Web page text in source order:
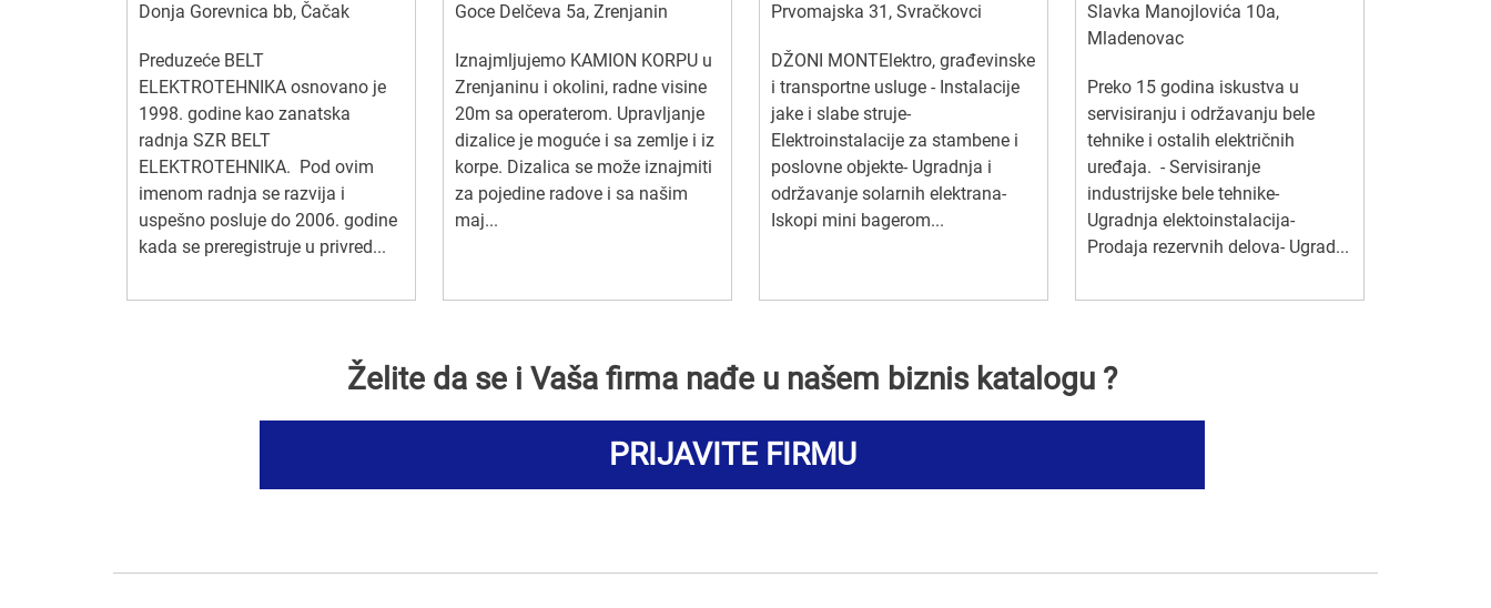
Donja Gorevnica bb, Čačak
Preduzeće BELT
ELEKTROTEHNIKA osnovano je
1998. godine kao zanatska
radnja SZR BELT
ELEKTROTEHNIKA. Pod ovim
imenom radnja se razvija i
uspešno posluje do 2006. godine
kada se preregistruje u privred...
Goce Delčeva 5a, Zrenjanin
Iznajmljujemo KAMION KORPU u
Zrenjaninu i okolini, radne visine
20m sa operaterom. Upravljanje
dizalice je moguće i sa zemlje i iz
korpe. Dizalica se može iznajmiti
za pojedine radove i sa našim
maj...
Prvomajska 31, Svračkovci
DŽONI MONTElektro, građevinske
i transportne usluge - Instalacije
jake i slabe struje-
Elektroinstalacije za stambene i
poslovne objekte- Ugradnja i
održavanje solarnih elektrana-
Iskopi mini bagerom...
Slavka Manojlovića 10a,
Mladenovac
Preko 15 godina iskustva u
servisiranju i održavanju bele
tehnike i ostalih električnih
uređaja. - Servisiranje
industrijske bele tehnike-
Ugradnja elektoinstalacija-
Prodaja rezervnih delova- Ugrad...
Želite da se i Vaša firma nađe u našem biznis katalogu ?
PRIJAVITE FIRMU